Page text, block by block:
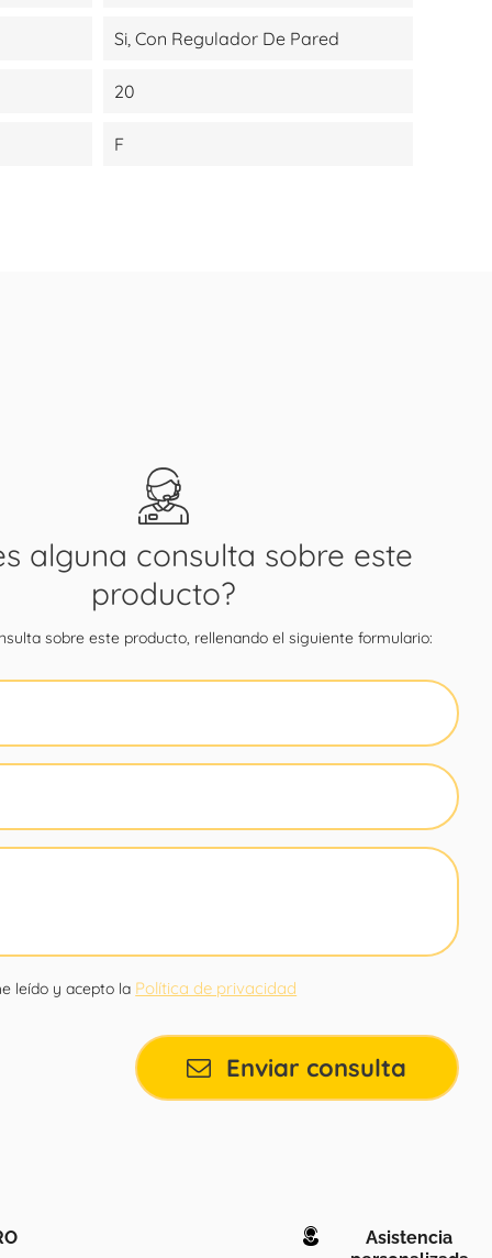
Si, Con Regulador De Pared
20
F
alguna consulta sobre este
producto?
sobre este producto, rellenando el siguiente formulario:
leído y acepto la Política de privacidad
Enviar consulta
Asistencia